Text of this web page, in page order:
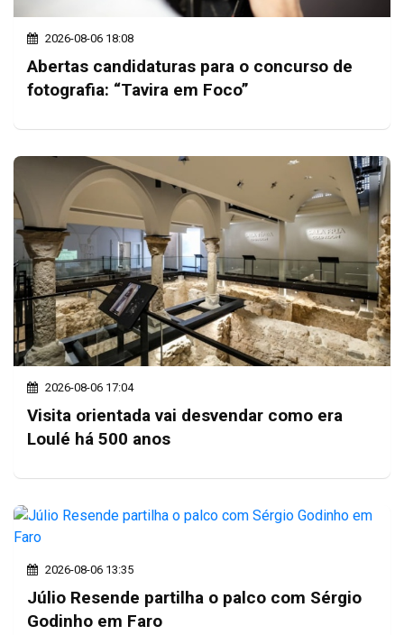
2026-08-06 18:08
Abertas candidaturas para o concurso de
fotografia: “Tavira em Foco”
2026-08-06 17:04
Visita orientada vai desvendar como era
Loulé há 500 anos
2026-08-06 13:35
Júlio Resende partilha o palco com Sérgio
Godinho em Faro